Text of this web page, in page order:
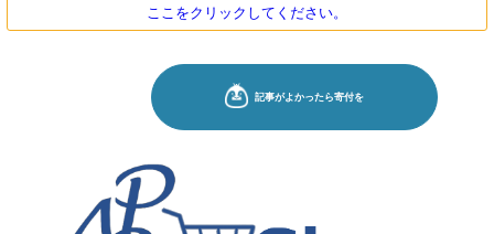
ここをクリックしてください。